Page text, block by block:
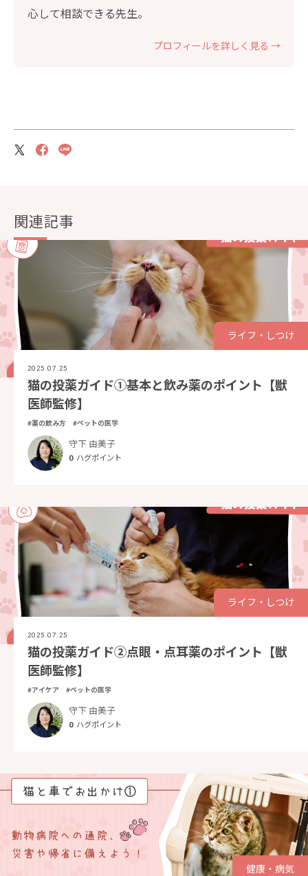
心して相談できる先生。
プロフィールを詳しく見る →
関連記事
ライフ・しつけ
2025.07.25
猫の投薬ガイド①基本と飲み薬のポイント【獣
医師監修】
#薬の飲み方 #ペットの医学
守下 由美子
0 ハグポイント
ライフ・しつけ
2025.07.25
猫の投薬ガイド②点眼・点耳薬のポイント【獣
医師監修】
#アイケア #ペットの医学
守下 由美子
0 ハグポイント
健康・病気